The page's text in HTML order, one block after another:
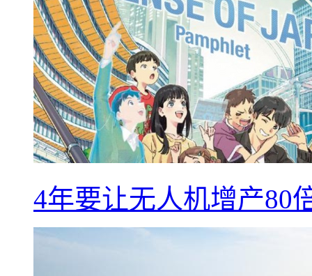
4年要让无人机增产80